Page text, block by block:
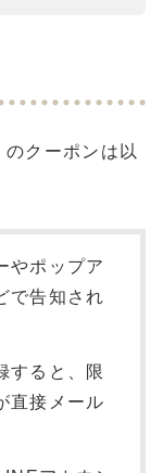
クーポンは以
やポップア
で告知され
すると、限
直接メール